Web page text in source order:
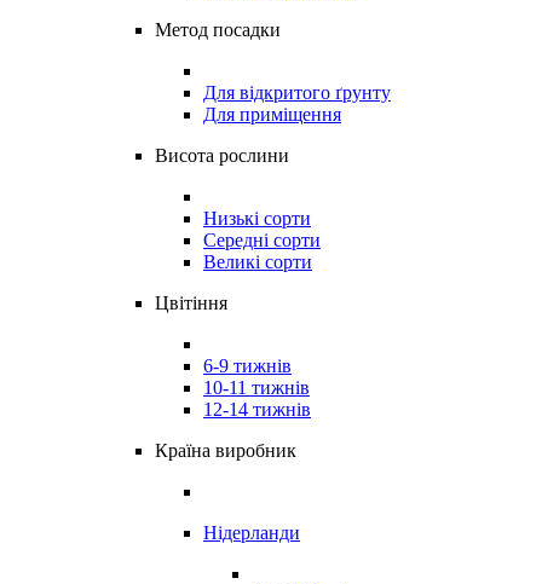
Метод посадки
Для відкритого ґрунту
Для приміщення
Висота рослини
Низькі сорти
Середні сорти
Великі сорти
Цвітіння
6-9 тижнів
10-11 тижнів
12-14 тижнів
Країна виробник
Нідерланди